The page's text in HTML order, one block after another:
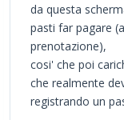
da questa
pasti far pagare
prenotazione),
cosi' che poi
che realmente
registrando un